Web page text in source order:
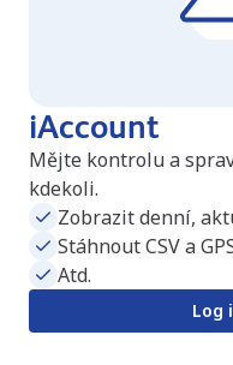
iAccount
Mějte kontrolu a
kdekoli.
Zobrazit denní,
Stáhnout CSV a
Atd.
Log